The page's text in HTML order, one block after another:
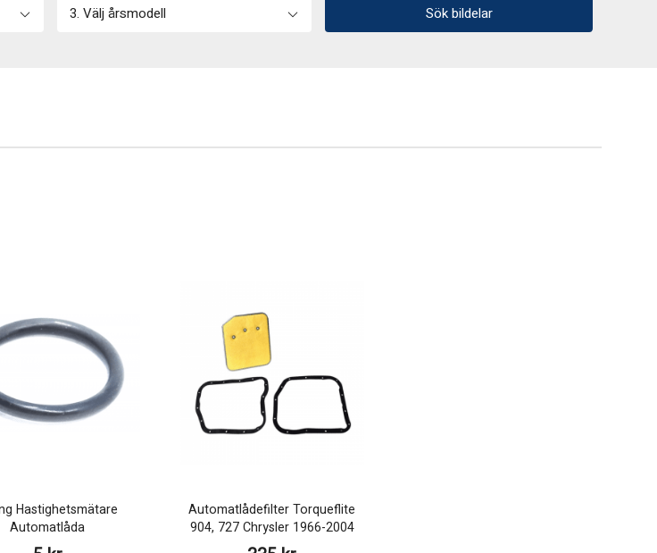
3. Välj årsmodell Sök bildelar
Hastighetsmätare
Automatlåda
Automatlådefilter Torqueflite
904, 727 Chrysler 1966-2004